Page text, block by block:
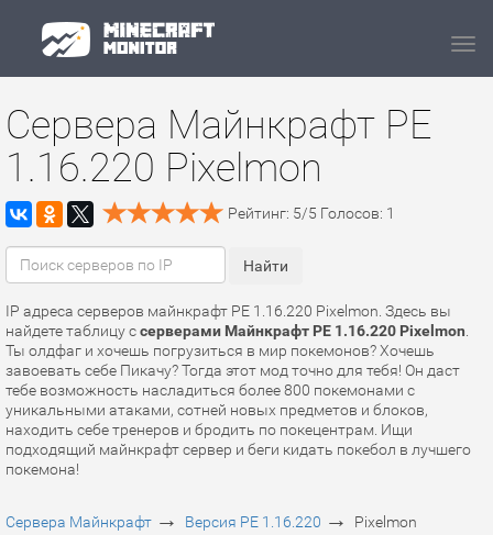
Сервера Майнкрафт PE
1.16.220 Pixelmon
Рейтинг: 5/5 Голосов: 1
IP адреса серверов майнкрафт PE 1.16.220 Pixelmon. Здесь вы
найдете таблицу ссерверами Майнкрафт PE 1.16.220 Pixelmon
Ты олдфаг и хочешь погрузиться в мир покемонов? Хочешь
завоевать себе Пикачу? Тогда этот мод точно для тебя! Он даст
тебе возможность насладиться более 800 покемонами с
уникальными атаками, сотней новых предметов и блоков,
находить себе тренеров и бродить по покецентрам. Ищи
подходящий майнкрафт сервер и беги кидать покебол в лучшего
покемона!
Сервера Майнкрафт → Версия PE 1.16.220 → Pixelmon